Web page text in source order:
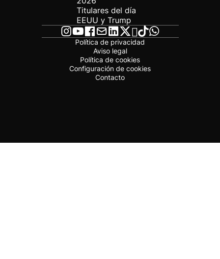
Titulares del día
EEUU y Trump
Política de privacidad
Aviso legal
Política de cookies
Configuración de cookies
Contacto